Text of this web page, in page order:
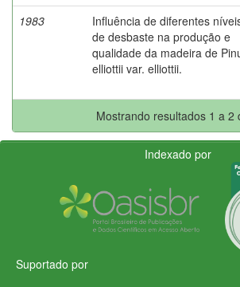
1983
Influência de diferentes
de desbaste na produção e
qualidade da madeira de
elliottii var. elliottii.
Mostrando resultados 1 a 2
Indexado por
Suportado por